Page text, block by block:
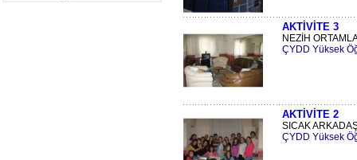
AKTİVİTE 3
NEZİH
ÇYDD Yüksek
AKTİVİTE 2
SICAK
ÇYDD Yüksek